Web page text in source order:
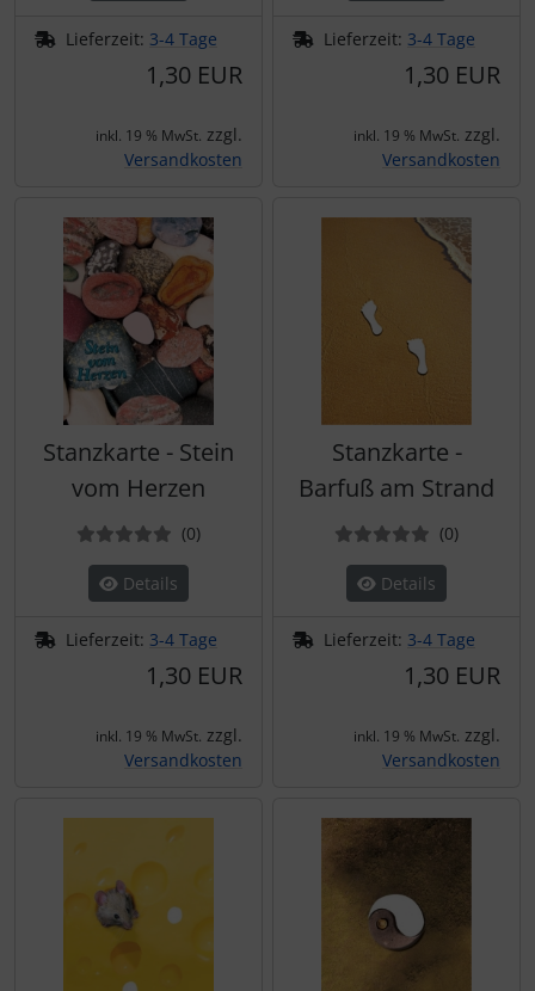
Lieferzeit: 3-4 Tage
1,30 EUR
inkl. 19 % MwSt. zzgl.
Versandkosten
Lieferzeit: 3-4 Tage
1,30 EUR
inkl. 19 % MwSt. zzgl.
Versandkosten
Stanzkarte - Stein
vom Herzen
(0Bewertungen
)
Details
Lieferzeit: 3-4 Tage
1,30 EUR
inkl. 19 % MwSt. zzgl.
Versandkosten
Stanzkarte -
Barfuß am Strand
(0)
Details
Lieferzeit: 3-4 Tage
1,30 EUR
inkl. 19 % MwSt. zzgl.
Versandkosten